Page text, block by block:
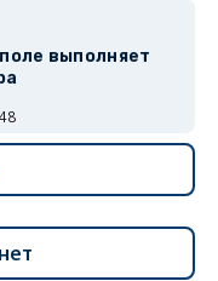
выполняет